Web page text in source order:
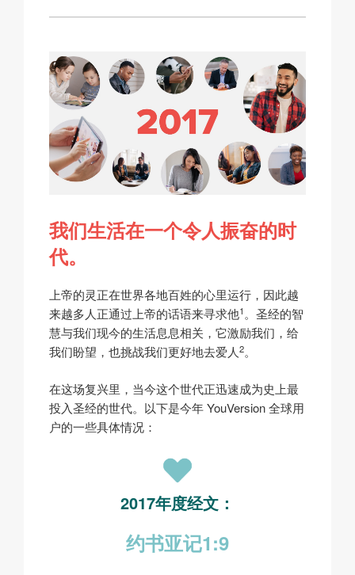
我们生活在一个令人振奋的时
代。
上帝的灵正在世界各地百姓的心里运行，因此越
来越多人正通过上帝的话语来寻求他1。圣经的智
慧与我们现今的生活息息相关，它激励我们，给
我们盼望，也挑战我们更好地去爱人2。
在这场复兴里，当今这个世代正迅速成为史上最
投入圣经的世代。以下是今年 YouVersion 全球用
户的一些具体情况：
2017年度经文：
约书亚记1:9